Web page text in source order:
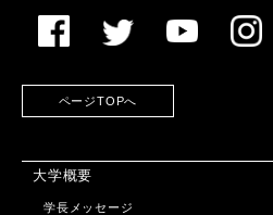
ページTOPへ
大学概要
学長メッセージ